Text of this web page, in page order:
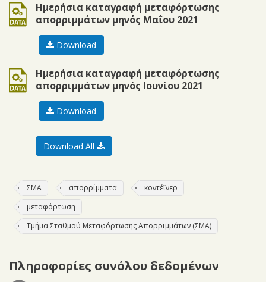
Ημερήσια καταγραφή μεταφόρτωσης
απορριμμάτων μηνός Μαΐου 2021
ods
Download
Ημερήσια καταγραφή μεταφόρτωσης
απορριμμάτων μηνός Ιουνίου 2021
ods
Download
Download All
ΣΜΑ απορρίμματα
κοντέϊνερ
μεταφόρτωση
Τμήμα Σταθμού Μεταφόρτωσης Απορριμμάτων (ΣΜΑ)
Πληροφορίες συνόλου δεδομένων